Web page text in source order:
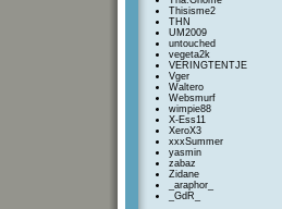
Thisisme2
THN
UM2009
untouched
vegeta2k
VERINGTENTJE
Vger
Waltero
Websmurf
wimpie88
X-Ess11
XeroX3
xxxSummer
yasmin
zabaz
Zidane
_araphor_
_GdR_